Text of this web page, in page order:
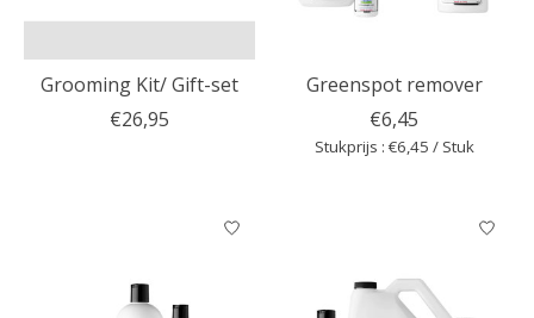
Grooming Kit/ Gift-set
€26,95
Greenspot remover
€6,45
Stukprijs : €6,45 / Stuk